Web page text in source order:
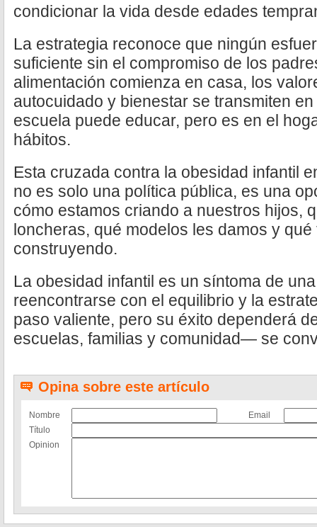
condicionar la vida desde edades
La estrategia reconoce que ningún
suficiente sin el compromiso de los
alimentación comienza en casa, los
autocuidado y bienestar se transmiten
escuela puede educar, pero es en el
hábitos.
Esta cruzada contra la obesidad infantil
no es solo una política pública, es una
cómo estamos criando a nuestros hijos,
loncheras, qué modelos les damos y
construyendo.
La obesidad infantil es un síntoma de
reencontrarse con el equilibrio y la
paso valiente, pero su éxito dependerá
escuelas, familias y comunidad— se
Opina sobre este artículo
Nombre
Email
Título
Opinion